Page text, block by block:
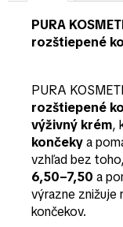
PURA
rozštiepené
PURA
rozštiepené
výživný krém,
končekya
vzhľad bez
6,50–7,50 a
výrazne znižuje
končekov.